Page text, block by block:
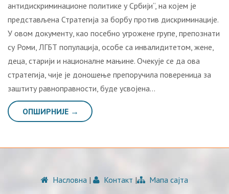
антидискриминационе политике у Србији“, на којем је
представљена Стратегија за борбу против дискриминације.
У овом документу, као посебно угрожене групе, препознати
су Роми, ЛГБТ популација, особе са инвалидитетом, жене,
деца, старији и националне мањине. Очекује се да ова
стратегија, чије је доношење препоручила повереница за
заштиту равноправности, буде усвојена…
ОПШИРНИЈЕ →
Насловна | Контакт | Мапа сајта